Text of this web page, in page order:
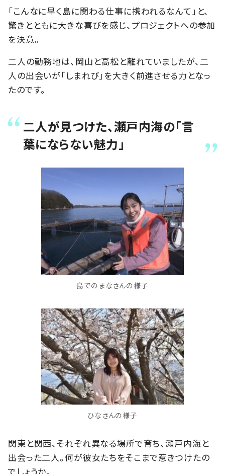
「こんなに早く島に関わる仕事に携われるなんて」と、
驚きとともに大きな喜びを感じ、プロジェクトへの参加
を決意。
二人の勤務地は、岡山と高松と離れていましたが、二
人の出会いが「しまれび」を大きく前進させる力となっ
たのです。
二人が見つけた、瀬戸内海の「言
葉にならない魅力」
島でのまなさんの様子
ひなさんの様子
関東と関西、それぞれ異なる場所で育ち、瀬戸内海と
出会った二人。何が彼女たちをそこまで惹きつけたの
でしょうか。